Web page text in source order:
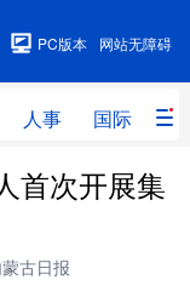
网站无障碍
PC版本
人事 国际 财
人事
首次开展集
古日报